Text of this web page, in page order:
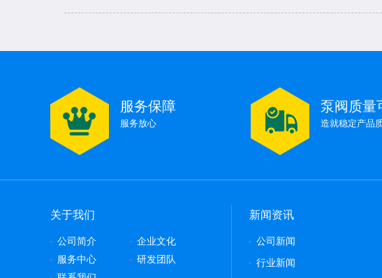
磁力泵的工作原理和结构介绍
服务保障
服务放心
泵阀质量
造就稳定产品
关于我们
公司简介
企业文化
服务中心
研发团队
新闻资讯
公司新闻
行业新闻